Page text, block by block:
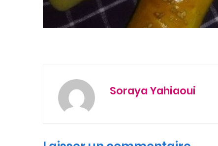
Soraya Yahiaoui